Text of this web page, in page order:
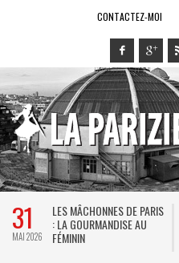
CONTACTEZ-MOI
31
MAI 2026
LES MÂCHONNES DE PARIS
: LA GOURMANDISE AU
FÉMININ